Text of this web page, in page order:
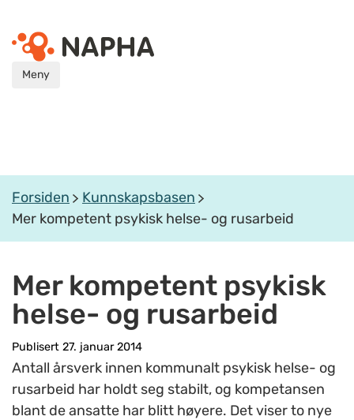
Meny
Forsiden
Kunnskapsbasen
Mer kompetent psykisk helse- og rusarbeid
Mer kompetent psykisk
helse- og rusarbeid
Publisert 27. januar 2014
Antall årsverk innen kommunalt psykisk helse- og
rusarbeid har holdt seg stabilt, og kompetansen
blant de ansatte har blitt høyere. Det viser to nye